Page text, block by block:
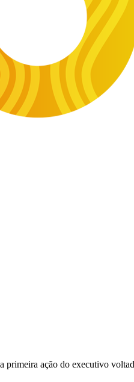
primeira ação do executivo